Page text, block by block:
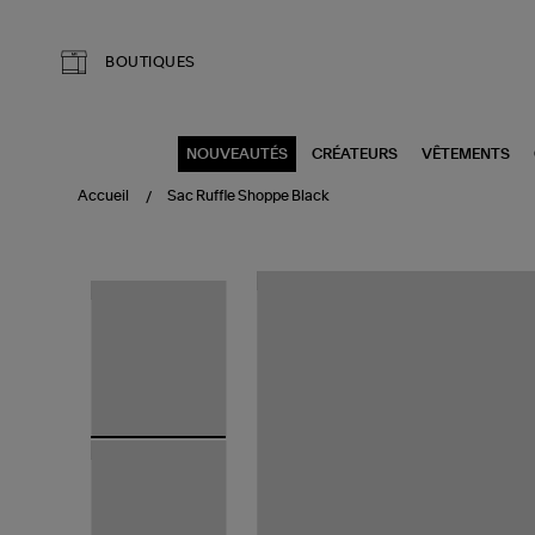
BOUTIQUES
NOUVEAUTÉS CRÉATEURS VÊTEMENTS
Accueil Sac Ruffle Shoppe Black